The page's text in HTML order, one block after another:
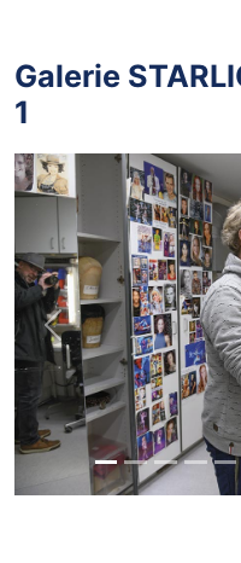
Galerie
1
Vor